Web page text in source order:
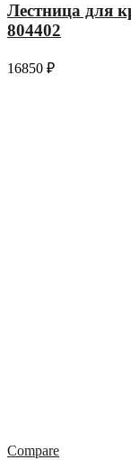
Лестница для
804402
16850 ₽
Compare